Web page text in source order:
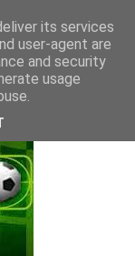
its services
user-agent are
and security
usage